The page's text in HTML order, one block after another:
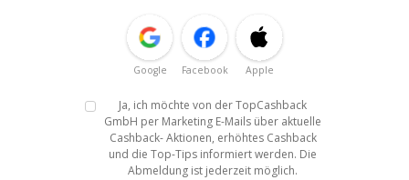
Google Facebook Apple
Ja, ich möchte von der TopCashback
GmbH per Marketing E-Mails über aktuelle
Cashback- Aktionen, erhöhtes Cashback
und die Top-Tips informiert werden. Die
Abmeldung ist jederzeit möglich.